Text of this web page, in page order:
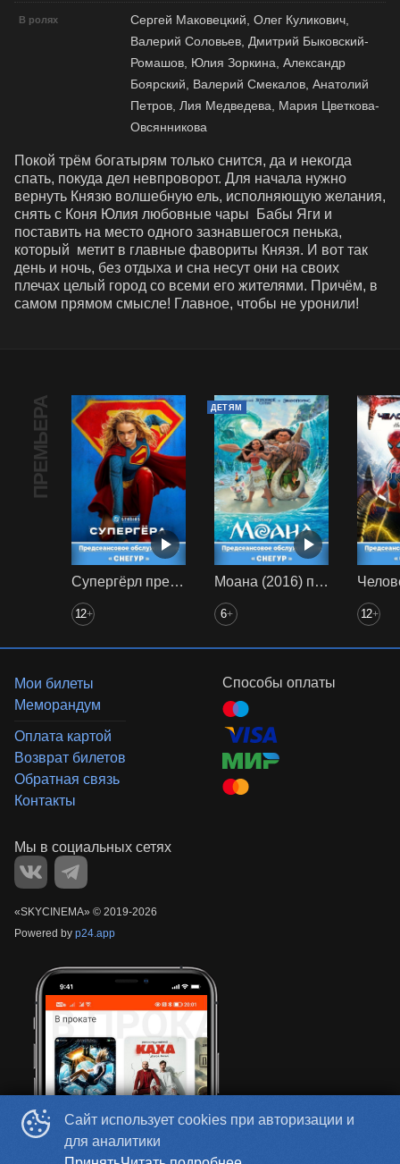
В ролях
Сергей Маковецкий, Олег Куликович,
Валерий Соловьев, Дмитрий Быковский-
Ромашов, Юлия Зоркина, Александр
Боярский, Валерий Смекалов, Анатолий
Петров, Лия Медведева, Мария Цветкова-
Овсянникова
Покой трём богатырям только снится, да и некогда
спать, покуда дел невпроворот. Для начала нужно
вернуть Князю волшебную ель, исполняющую желания,
снять с Коня Юлия любовные чары  Бабы Яги и
поставить на место одного зазнавшегося пенька,
который  метит в главные фавориты Князя. И вот так
день и ночь, без отдыха и сна несут они на своих
плечах целый город со всеми его жителями. Причём, в
самом прямом смысле! Главное, чтобы не уронили!
ПРЕМЬЕРА
Супергёрл предс. обсл. Снегур
12+
ДЕТЯМ
Моана (2016) предс. обсл. Снегур
6+ 12+
Сайт использует cookies при авторизации и
для аналитики
Мои билеты
Меморандум
Оплата картой
Возврат билетов
Обратная связь
Контакты
Способы оплаты
«‎SKYCINEMA» © 2019-2026
Powered by p24.app